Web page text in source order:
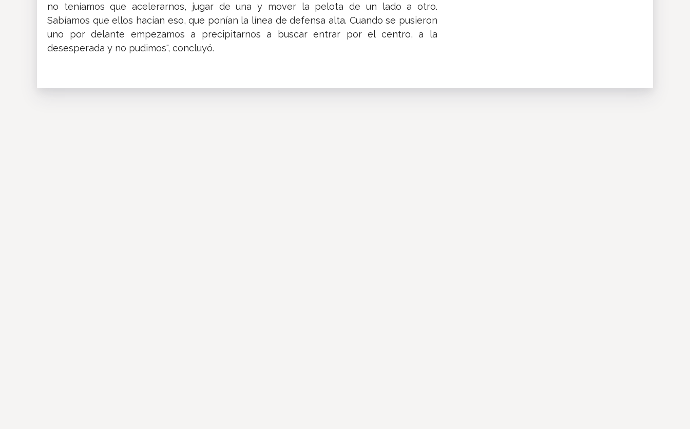
no teníamos que acelerarnos, jugar de una y mover la pelota de un lado a otro.
Sabíamos que ellos hacían eso, que ponían la línea de defensa alta. Cuando se pusieron
uno por delante empezamos a precipitarnos a buscar entrar por el centro, a la
desesperada y no pudimos", concluyó.